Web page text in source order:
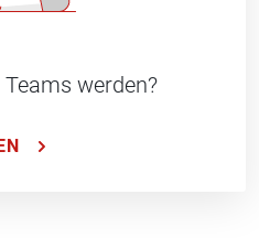
werden?